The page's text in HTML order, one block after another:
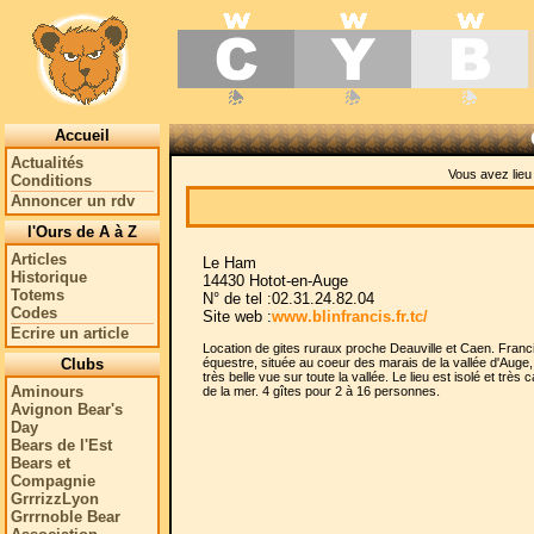
Accueil
Actualités
Conditions
Annoncer un rdv
l'Ours de A à Z
Articles
Historique
Totems
Codes
Ecrire un article
Clubs
Aminours
Avignon Bear's
Day
Bears de l'Est
Bears et
Compagnie
GrrrizzLyon
Grrrnoble Bear
Vous avez
Le Ham
14430 Hotot-en-Auge
N° de tel :02.31.24.82.04
Site web :www.blinfrancis.fr.tc/
Location de gites ruraux proche Deauville et Caen.
équestre, située au coeur des marais de la vallée
très belle vue sur toute la vallée. Le lieu est isolé et très
de la mer. 4 gîtes pour 2 à 16 personnes.